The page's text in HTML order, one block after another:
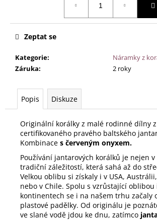
Kategorie:
Náramky z
Záruka: 2 roky
Zeptat se
Popis Diskuze
Originální korálky z malé rodinné dílny z
certifikovaného pravého baltského
Kombinace s červeným onyxem.
Používání jantarových korálků je nejen v
tradiční záležitostí, která sahá až do
Velkou oblibu si získaly i v USA, Austrálii,
nebo v Chile. Spolu s vzrůstající
kontinentech se i na našem trhu začaly
plastové padělky. Od originálu je
ve slané vodě jdou ke dnu, zatímco